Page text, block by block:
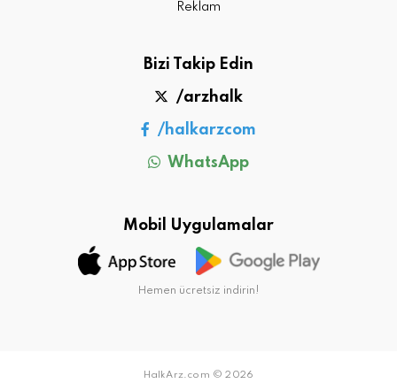
Reklam
Bizi Takip Edin
/arzhalk
/halkarzcom
WhatsApp
Mobil Uygulamalar
Hemen ücretsiz indirin!
HalkArz.com © 2026